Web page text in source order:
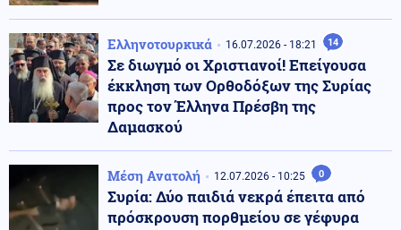
Ελληνοτουρκικά 16.07.2026 - 18:21 14
Σε διωγμό οι Χριστιανοί! Επείγουσα
έκκληση των Ορθοδόξων της Συρίας
προς τον Έλληνα Πρέσβη της
Δαμασκού
Μέση Ανατολή 12.07.2026 - 10:25 0
Συρία: Δύο παιδιά νεκρά έπειτα από
πρόσκρουση πορθμείου σε γέφυρα